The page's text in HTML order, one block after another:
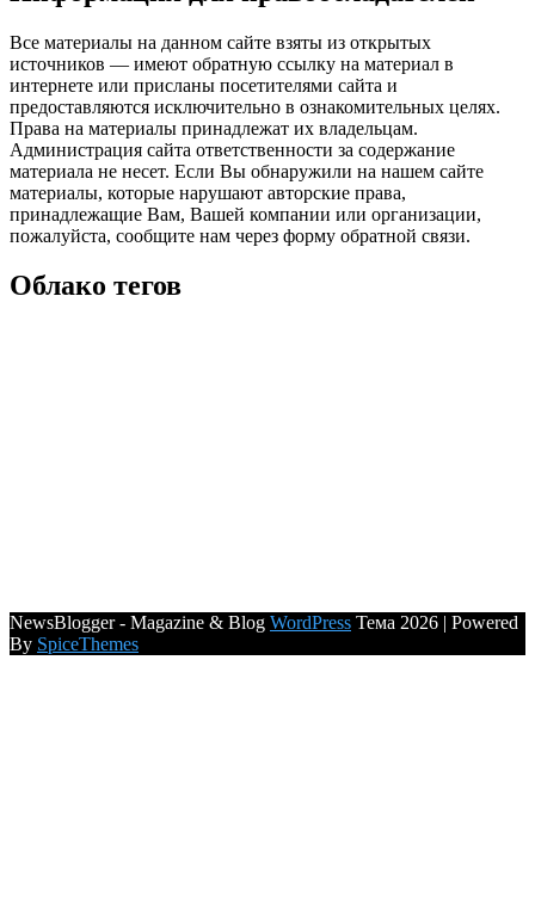
Все материалы на данном сайте взяты из открытых
источников — имеют обратную ссылку на материал в
интернете или присланы посетителями сайта и
предоставляются исключительно в ознакомительных целях.
Права на материалы принадлежат их владельцам.
Администрация сайта ответственности за содержание
материала не несет. Если Вы обнаружили на нашем сайте
материалы, которые нарушают авторские права,
принадлежащие Вам, Вашей компании или организации,
пожалуйста, сообщите нам через форму обратной связи.
Облако тегов
NewsBlogger - Magazine & Blog WordPress Тема 2026 | Powered
By SpiceThemes